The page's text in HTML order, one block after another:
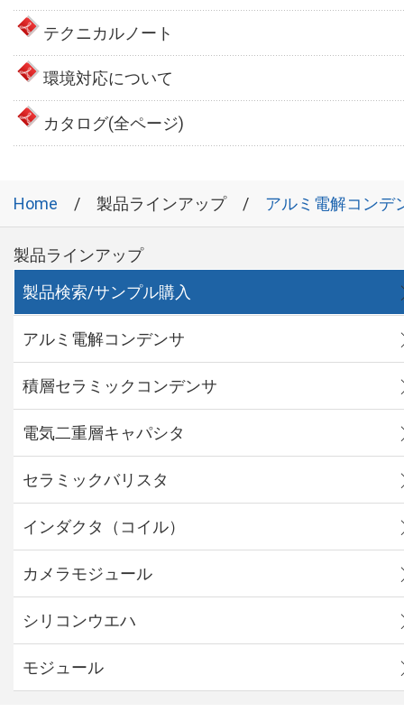
テクニカルノート
環境対応について
カタログ(全ページ)
Home 製品ラインアップ アルミ電解コンデ
製品ラインアップ
製品検索/サンプル購入
アルミ電解コンデンサ
積層セラミックコンデンサ
電気二重層キャパシタ
セラミックバリスタ
インダクタ（コイル）
カメラモジュール
シリコンウエハ
モジュール